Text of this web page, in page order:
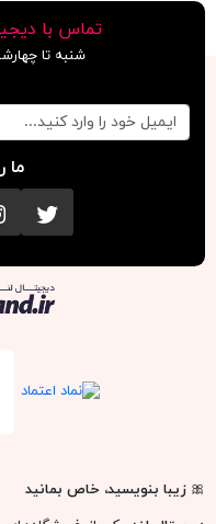
تماس با
شنبه تا
ما
تویتر
🎀زیبا بنویسید، خاص بمانید